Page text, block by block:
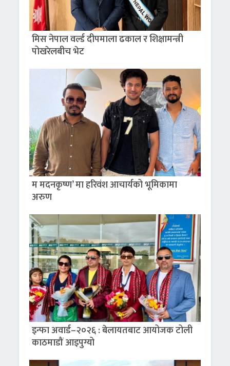
मिस नेपाल वर्ल्ड दीपमाला ढकाल र शिक्षामन्त्री
पोखरेलबीच भेट
म मदनकृष्ण’ मा हरिवंश आचार्यको भूमिकामा
अरुण
इन्फा अवार्ड–२०२६ : बेलायतबाट आयोजक टोली
काठमाडौं आइपुग्यो